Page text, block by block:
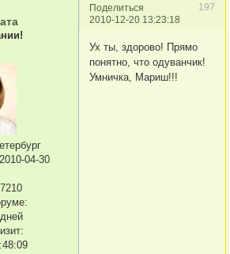
Поделиться
197
2010-12-20 13:23:18
04-30
7210
Ух ты, здорово! Прямо
понятно, что одуванчик!
Умничка, Мариш!!!